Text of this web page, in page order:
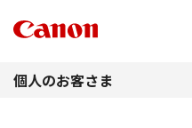
個人のお客さま